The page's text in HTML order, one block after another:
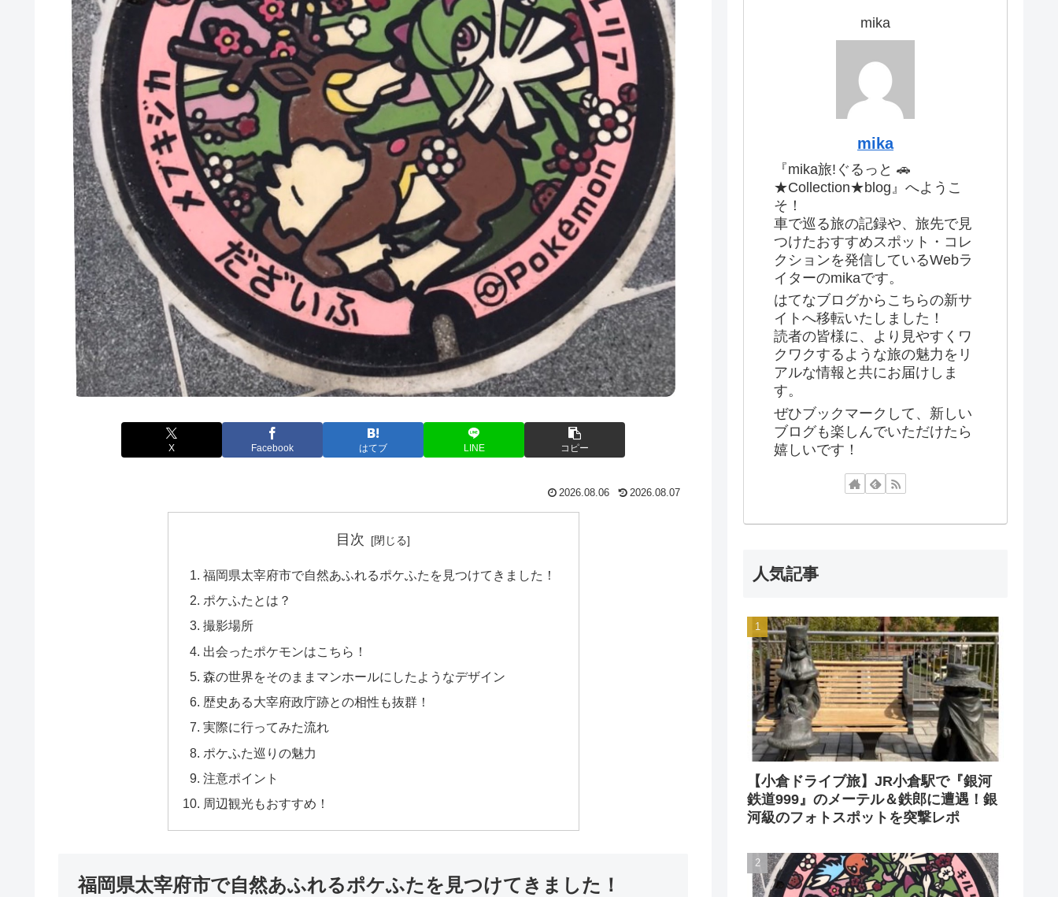
X Facebook はてブ LINE コピー
2026.08.06 2026.08.07
目次
福岡県太宰府市で自然あふれるポケふたを見つけてきました！
ポケふたとは？
撮影場所
出会ったポケモンはこちら！
森の世界をそのままマンホールにしたようなデザイン
歴史ある大宰府政庁跡との相性も抜群！
実際に行ってみた流れ
ポケふた巡りの魅力
注意ポイント
周辺観光もおすすめ！
福岡県太宰府市で自然あふれるポケふたを見つけてきました！
mika
mika
『mika旅!ぐるっと 🚗
★Collection★blog』へようこ
そ！
車で巡る旅の記録や、旅先で見
つけたおすすめスポット・コレ
クションを発信しているWebラ
イターのmikaです。
はてなブログからこちらの新サ
イトへ移転いたしました！
読者の皆様に、より見やすくワ
クワクするような旅の魅力をリ
アルな情報と共にお届けしま
す。
ぜひブックマークして、新しい
ブログも楽しんでいただけたら
嬉しいです！
人気記事
【小倉ドライブ旅】JR小倉駅で『銀河
鉄道999』のメーテル＆鉄郎に遭遇！銀
河級のフォトスポットを突撃レポ